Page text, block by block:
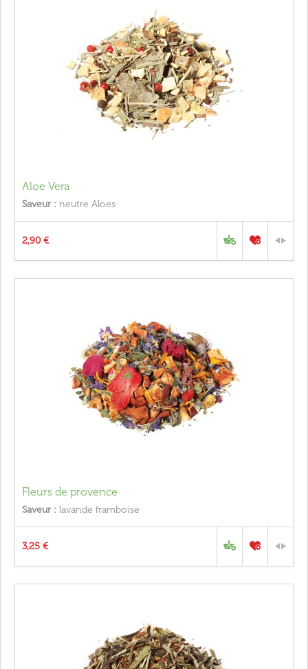
Aloe Vera
Saveur : neutre Aloes
2,90 €
Fleurs de provence
Saveur : lavande framboise
3,25 €